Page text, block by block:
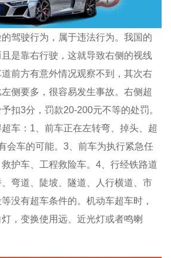
驾驶行为，属于违法行为。我国的
是靠右行驶，这就导致右侧的视线
前方有意外情况观察不到，其次右
侧要多，很容易发生事故。右侧超
扣3分，罚款20-200元不等的处罚。
车：1、前车正在左转弯、掉头、超
会车的可能。3、前车为执行紧急任
护车、工程救险车。4、行经铁路道
弯道、陡坡、隧道、人行横道、市
没有超车条件的。机动车超车时，
，变换使用远、近光灯或者鸣喇